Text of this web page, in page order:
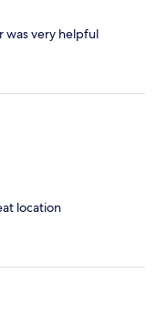
was very helpful
location